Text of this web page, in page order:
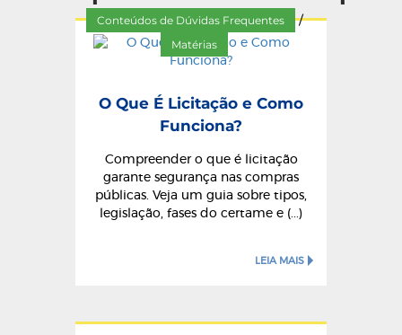
Conteúdos de Dúvidas Frequentes /
Matérias
O Que É Licitação e Como
Funciona?
Compreender o que é licitação
garante segurança nas compras
públicas. Veja um guia sobre tipos,
legislação, fases do certame e (...)
LEIA MAIS